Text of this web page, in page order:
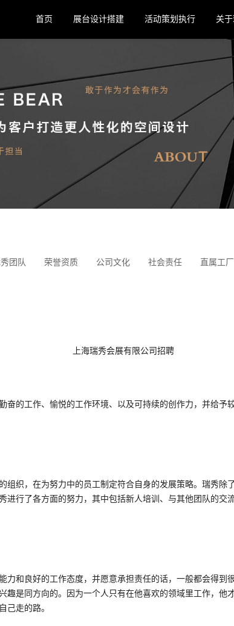
首页 展台设计搭建 活动策划执行 关
团队 荣誉资质 公司文化 社会责任 直属工厂
上海瑞秀会展有限公司招聘
奋的工作、愉悦的工作环境、以及可持续的创作力，并给予
组织，在为努力中的员工制定符合自身的发展策略。瑞秀
行了各方面的努力，其中包括新人培训、与其他团队的交流
力和良好的工作态度，并愿意承担责任的话，一般都会得到
趣是同方向的。因为一个人只有在他喜欢的领域里工作，他
己走的路。